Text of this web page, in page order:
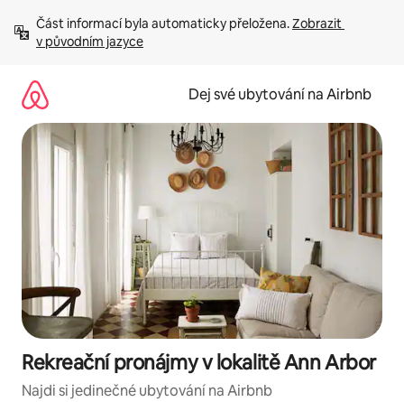
obsah
Část informací byla automaticky přeložena. Zobrazit
v původním jazyce
Dej své ubytování na Airbnb
Rekreační pronájmy v lokalitě Ann Arbor
Najdi si jedinečné ubytování na Airbnb